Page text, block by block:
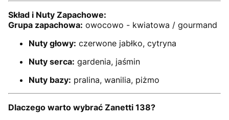
Skład i Nuty Zapachowe:
Grupa zapachowa: owocowo - kwiatowa / gourmand
Nuty głowy: czerwone jabłko, cytryna
Nuty serca: gardenia, jaśmin
Nuty bazy: pralina, wanilia, piżmo
Dlaczego warto wybrać Zanetti 138?